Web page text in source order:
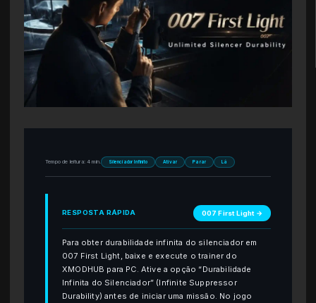
Tempo de leitura: 4 min. Silenciador Infinito Ativar Parar Lá
RESPOSTA RÁPIDA 007 First Light →
Para obter durabilidade infinita do silenciador em
007 First Light, baixe e execute o trainer do
XMODHUB para PC. Ative a opção “Durabilidade
Infinita do Silenciador” (Infinite Suppressor
Durability) antes de iniciar uma missão. No jogo